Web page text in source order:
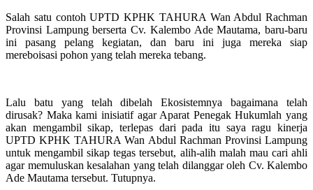
Salah satu contoh UPTD KPHK TAHURA Wan Abdul Rachman
Provinsi Lampung berserta Cv. Kalembo Ade Mautama, baru-baru
ini pasang pelang kegiatan, dan baru ini juga mereka siap
mereboisasi pohon yang telah mereka tebang.
Lalu batu yang telah dibelah Ekosistemnya bagaimana telah
dirusak? Maka kami inisiatif agar Aparat Penegak Hukumlah yang
akan mengambil sikap, terlepas dari pada itu saya ragu kinerja
UPTD KPHK TAHURA Wan Abdul Rachman Provinsi Lampung
untuk mengambil sikap tegas tersebut, alih-alih malah mau cari ahli
agar memuluskan kesalahan yang telah dilanggar oleh Cv. Kalembo
Ade Mautama tersebut. Tutupnya.